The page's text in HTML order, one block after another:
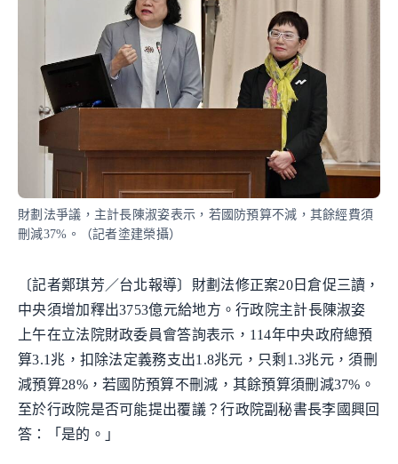
財劃法爭議，主計長陳淑姿表示，若國防預算不減，其餘經費須
刪減37%。（記者塗建榮攝）
〔記者鄭琪芳／台北報導〕財劃法修正案20日倉促三讀，
中央須增加釋出3753億元給地方。行政院主計長陳淑姿
上午在立法院財政委員會答詢表示，114年中央政府總預
算3.1兆，扣除法定義務支出1.8兆元，只剩1.3兆元，須刪
減預算28%，若國防預算不刪減，其餘預算須刪減37%。
至於行政院是否可能提出覆議？行政院副秘書長李國興回
答：「是的。」